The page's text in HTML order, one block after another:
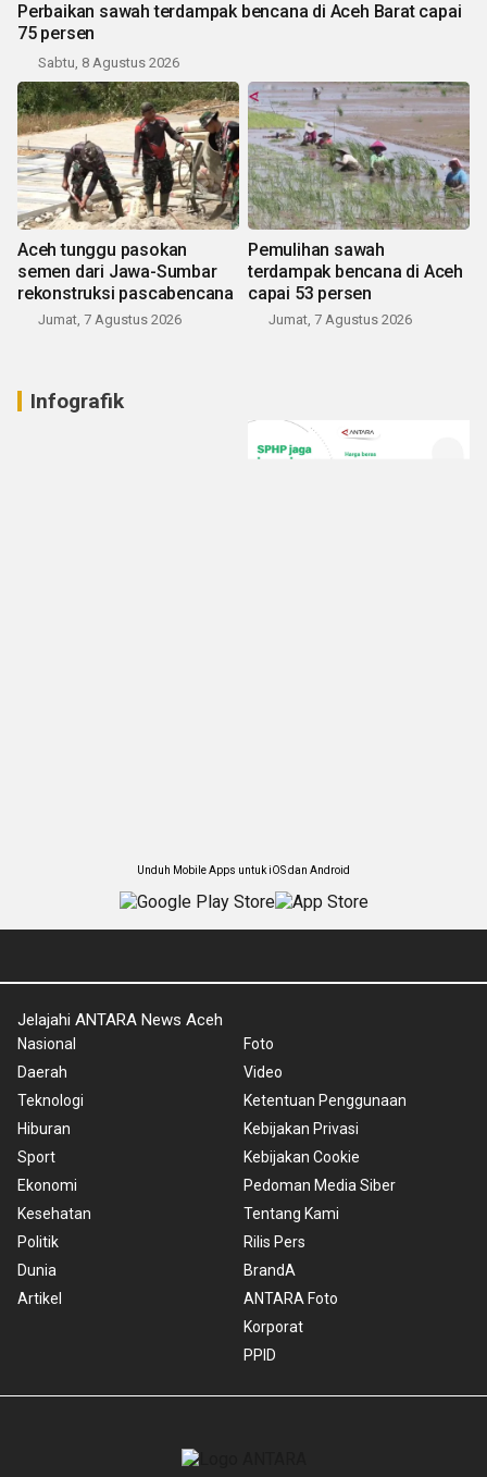
Perbaikan sawah terdampak bencana di Aceh Barat capai
75 persen
Sabtu, 8 Agustus 2026
Aceh tunggu pasokan
semen dari Jawa-Sumbar
rekonstruksi pascabencana
Jumat, 7 Agustus 2026
Pemulihan sawah
terdampak bencana di Aceh
capai 53 persen
Jumat, 7 Agustus 2026
Infografik
Unduh Mobile Apps untuk iOS dan Android
Jelajahi ANTARA News Aceh
Nasional
Daerah
Teknologi
Hiburan
Sport
Ekonomi
Kesehatan
Politik
Dunia
Artikel
Foto
Video
Ketentuan Penggunaan
Kebijakan Privasi
Kebijakan Cookie
Pedoman Media Siber
Tentang Kami
Rilis Pers
BrandA
ANTARA Foto
Korporat
PPID